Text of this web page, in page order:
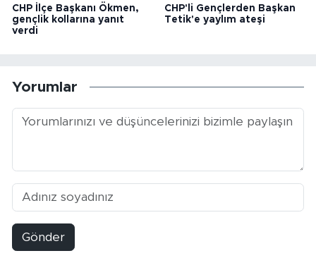
CHP İlçe Başkanı Ökmen,
gençlik kollarına yanıt
verdi
CHP'li Gençlerden Başkan
Tetik'e yaylım ateşi
Yorumlar
Gönder